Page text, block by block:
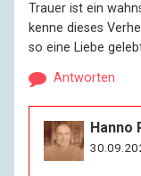
Trauer ist ein
kenne dieses
so eine Liebe
Antworten
Hanno